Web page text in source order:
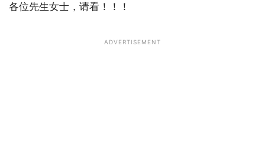
各位先生女士，请看！！！
ADVERTISEMENT